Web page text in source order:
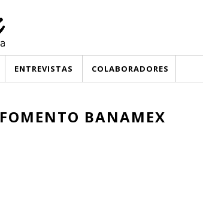
ENTREVISTAS COLABORADORES
FOMENTO BANAMEX